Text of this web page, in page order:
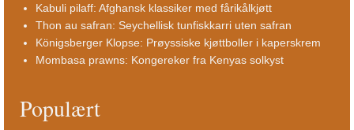
Kabuli pilaff: Afghansk klassiker med fårikålkjøtt
Thon au safran: Seychellisk tunfiskkarri uten safran
Königsberger Klopse: Prøyssiske kjøttboller i kaperskrem
Mombasa prawns: Kongereker fra Kenyas solkyst
Populært